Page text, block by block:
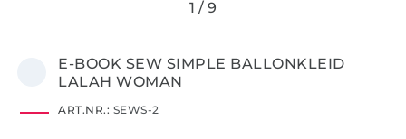
E-BOOK SEW SIMPLE BALLONKLEID
LALAH WOMAN
ART.NR.: SEWS-2